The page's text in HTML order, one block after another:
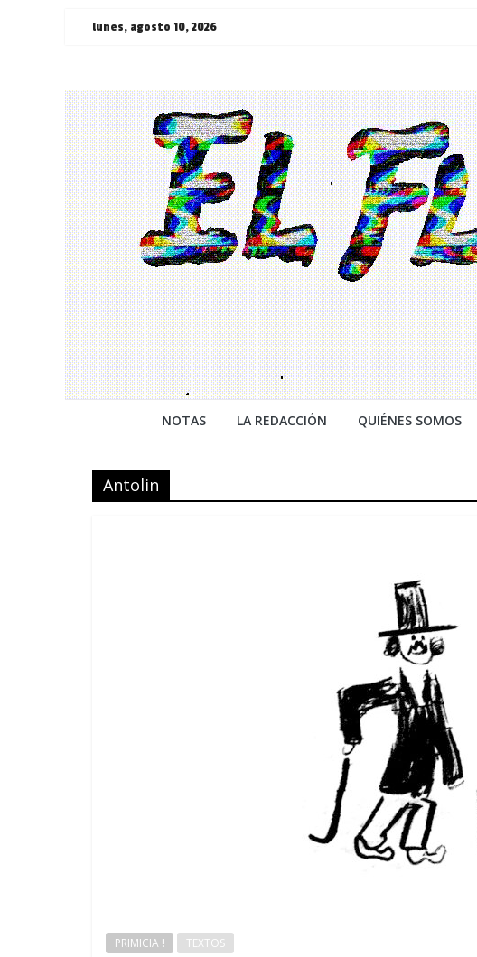
Saltarlunes, agosto 10, 2026
¯\_(ツ)_/
¯
NOTAS LA REDACCIÓN QUIÉNES SOMOS
Antolin
PRIMICIA ! TEXTOS